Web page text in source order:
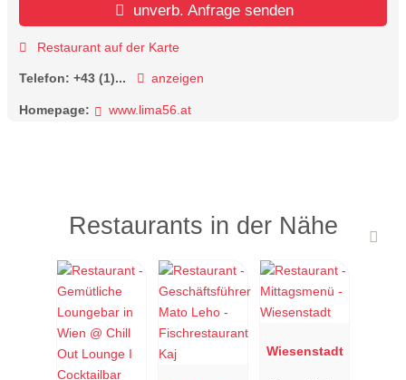
unverb. Anfrage senden
Restaurant auf der Karte
Telefon: +43 (1)... anzeigen
Homepage: www.lima56.at
Restaurants in der Nähe
Wiesenstadt